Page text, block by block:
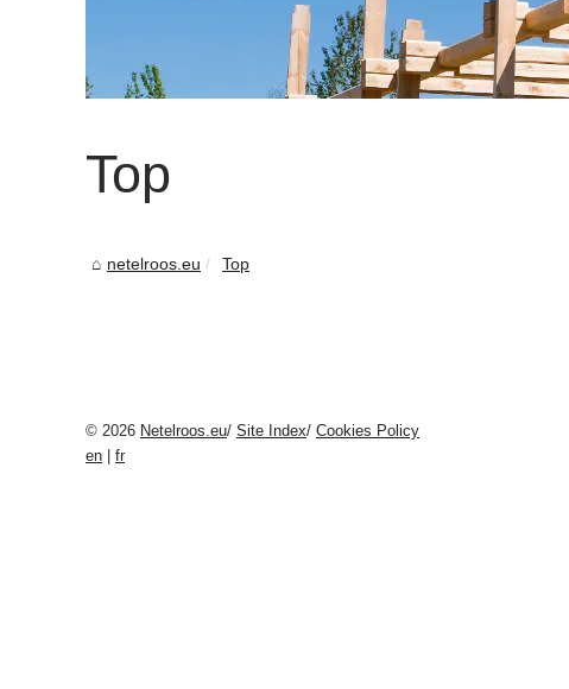
Top
netelroos.eu Top
© 2026 Netelroos.eu/ Site Index/ Cookies Policy
en
fr